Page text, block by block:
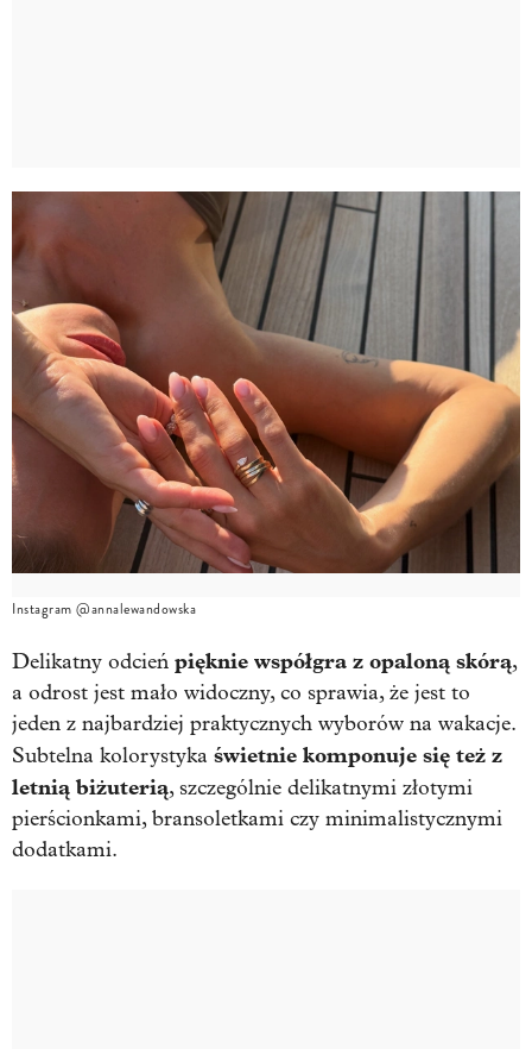
Instagram @annalewandowska
Delikatny odcień pięknie współgra z opaloną skórą,
a odrost jest mało widoczny, co sprawia, że jest to
jeden z najbardziej praktycznych wyborów na wakacje.
Subtelna kolorystyka świetnie komponuje się też z
letnią biżuterią, szczególnie delikatnymi złotymi
pierścionkami, bransoletkami czy minimalistycznymi
dodatkami.